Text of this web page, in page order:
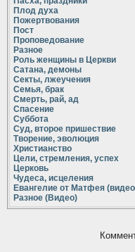
Плод духа
Пожертвования
Пост
Проповедование
Разное
Роль женщины в Церкви
Сатана, демоны
Секты, лжеучения
Семья, брак
Смерть, рай, ад
Спасение
Суббота
Суд, второе пришествие
Творение, эволюция
Христианство
Цели, стремления, успех
Церковь
Чудеса, исцеления
Евангелие от Матфея
Разное (Видео)